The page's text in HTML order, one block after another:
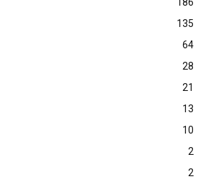
135
64
28
21
13
10
2
2